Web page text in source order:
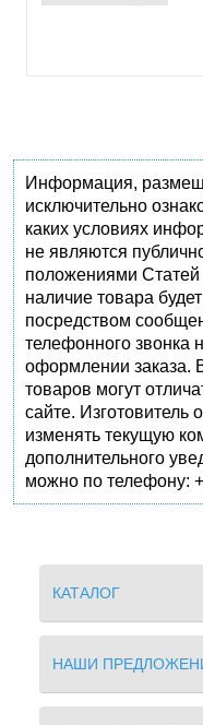
Информация,
исключительно
каких условиях
не являются
положениями
наличие товара
посредством
телефонного звонка
оформлении заказа.
товаров могут
сайте. Изготовитель
изменять текущую
дополнительного
можно по телефону:
КАТАЛОГ
НАШИ